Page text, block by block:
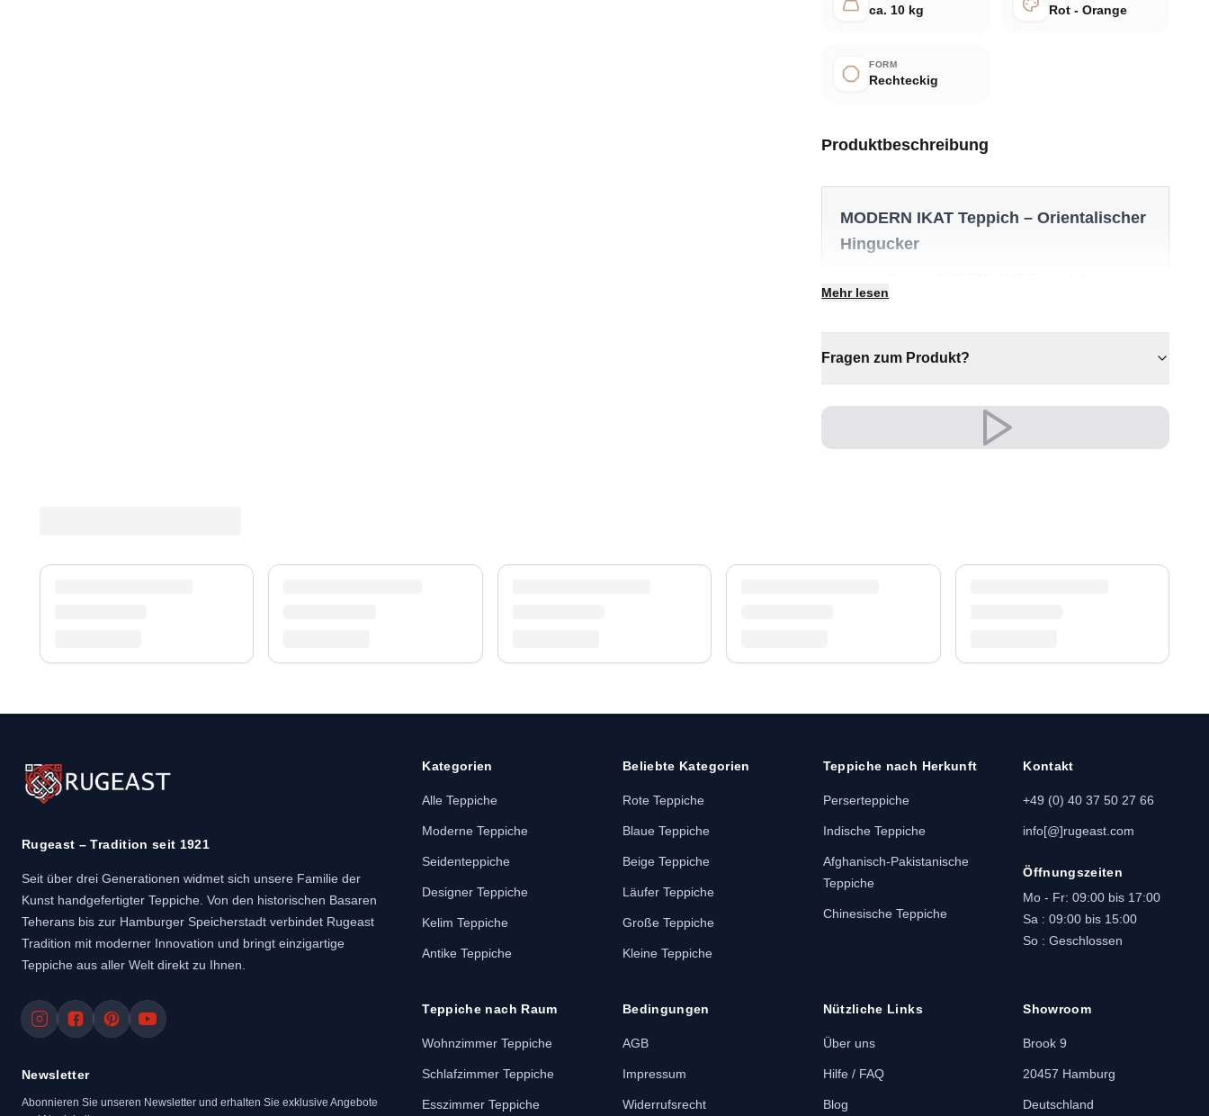
ca. 10 kg Rot - Orange
FORM
Rechteckig
Produktbeschreibung
MODERN IKAT Teppich – Orientalischer
Hingucker
ein markanter Teppich, der Ihrem Zuhause
✔ Zeitloses Design für jeden Raum
✔ Ein markantes Dekostück
✔ Wertet jeden Raum mühelos auf
✔ Eine bleibende Investition für Ihr Zuhause
Ein zeitloser Schatz für Ihr Zuhause.
Profitieren Sie von kostenlosem Versand und
Mehr lesen
Fragen zum Produkt?
Rugeast – Tradition seit 1921
Seit über drei Generationen widmet sich unsere Familie der
Kunst handgefertigter Teppiche. Von den historischen Basaren
Teherans bis zur Hamburger Speicherstadt verbindet Rugeast
Tradition mit moderner Innovation und bringt einzigartige
Teppiche aus aller Welt direkt zu Ihnen.
Newsletter
Abonnieren Sie unseren Newsletter und erhalten Sie exklusive Angebote
Kategorien
Alle Teppiche
Moderne Teppiche
Seidenteppiche
Designer Teppiche
Kelim Teppiche
Antike Teppiche
Beliebte Kategorien
Rote Teppiche
Blaue Teppiche
Beige Teppiche
Läufer Teppiche
Große Teppiche
Kleine Teppiche
Teppiche nach Herkunft
Perserteppiche
Indische Teppiche
Afghanisch-Pakistanische
Teppiche
Chinesische Teppiche
Kontakt
+49 (0) 40 37 50 27 66
info[@]rugeast.com
Öffnungszeiten
Mo - Fr: 09:00 bis 17:00
Sa : 09:00 bis 15:00
So : Geschlossen
Teppiche nach Raum
Wohnzimmer Teppiche
Schlafzimmer Teppiche
Esszimmer Teppiche
Bedingungen
AGB
Impressum
Widerrufsrecht
Nützliche Links
Über uns
Hilfe / FAQ
Blog
Showroom
Brook 9
20457 Hamburg
Deutschland